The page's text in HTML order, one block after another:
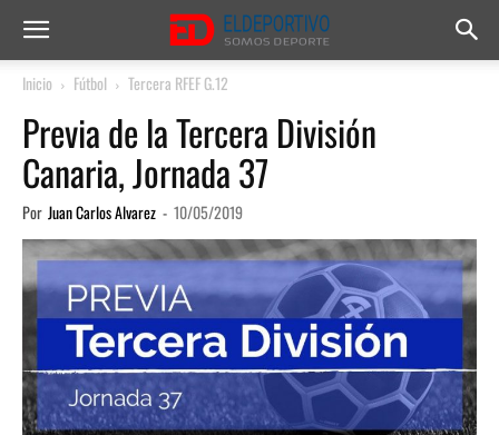
Inicio Fútbol Tercera RFEF G.12
Previa de la Tercera División
Canaria, Jornada 37
Por Juan Carlos Alvarez - 10/05/2019